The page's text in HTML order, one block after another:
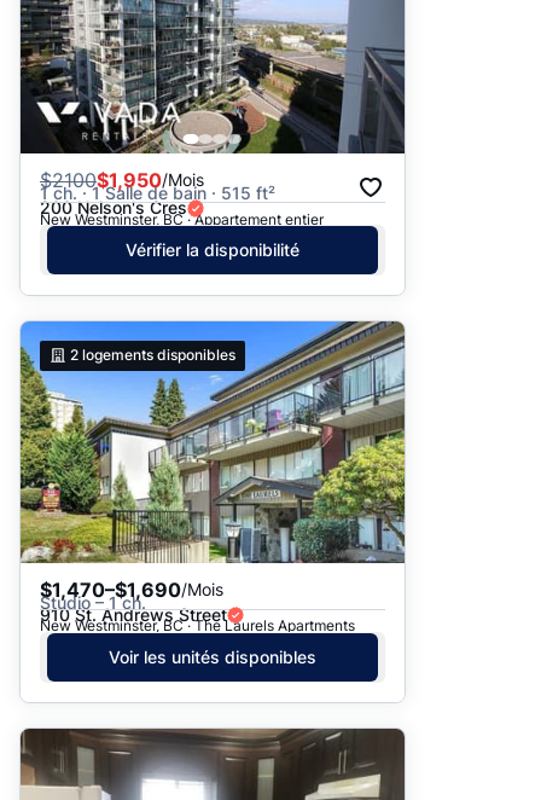
$2100$1,950/Mois
1 ch. · 1 Salle de bain · 515 ft²
200 Nelson's Cres
New Westminster, BC · Appartement entier
Vérifier la disponibilité
2 logements disponibles
$1,470–$1,690/Mois
Studio – 1 ch.
910 St. Andrews Street
New Westminster, BC · The Laurels Apartments
Voir les unités disponibles